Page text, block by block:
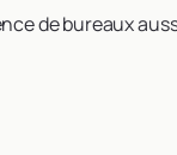
de bureaux